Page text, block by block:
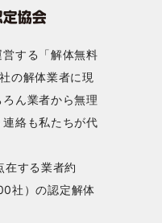
営する「解体無料
の解体業者に現
ん業者から無理
絡も私たちが代
在する業者約
社）の認定解体